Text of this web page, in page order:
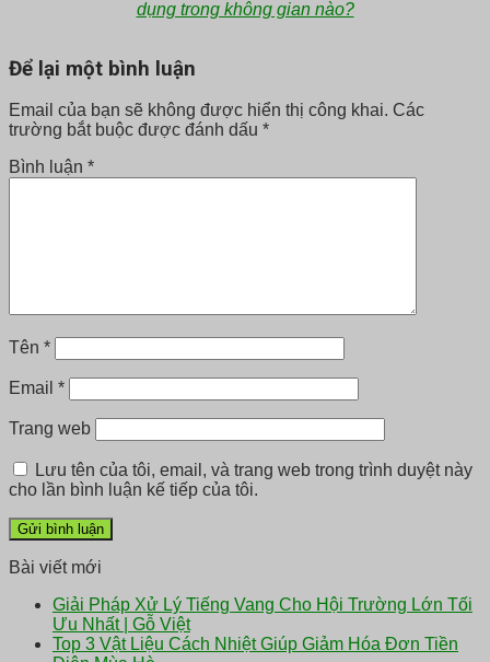
dụng trong không gian nào?
Để lại một bình luận
Email của bạn sẽ không được hiển thị công khai. Các
trường bắt buộc được đánh dấu *
Bình luận *
Tên *
Email *
Trang web
Lưu tên của tôi, email, và trang web trong trình duyệt này
cho lần bình luận kế tiếp của tôi.
Bài viết mới
Giải Pháp Xử Lý Tiếng Vang Cho Hội Trường Lớn Tối
Ưu Nhất | Gỗ Việt
Top 3 Vật Liệu Cách Nhiệt Giúp Giảm Hóa Đơn Tiền